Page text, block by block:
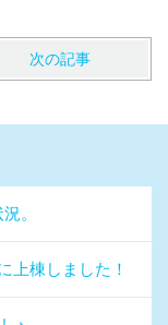
次の記事
。
上棟しました！